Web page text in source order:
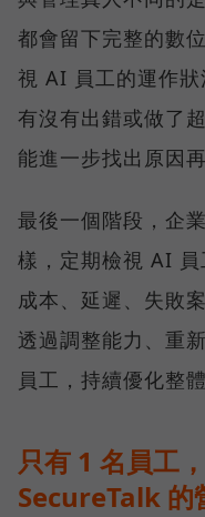
都會留下完整的數
視 AI 員工的運作
有沒有出錯或做了
能進一步找出原因
最後一個階段，企
樣，定期檢視 AI 員
成本、延遲、失敗
透過調整能力、重
員工，持續優化整
只有 1 名員工
SecureTalk 的